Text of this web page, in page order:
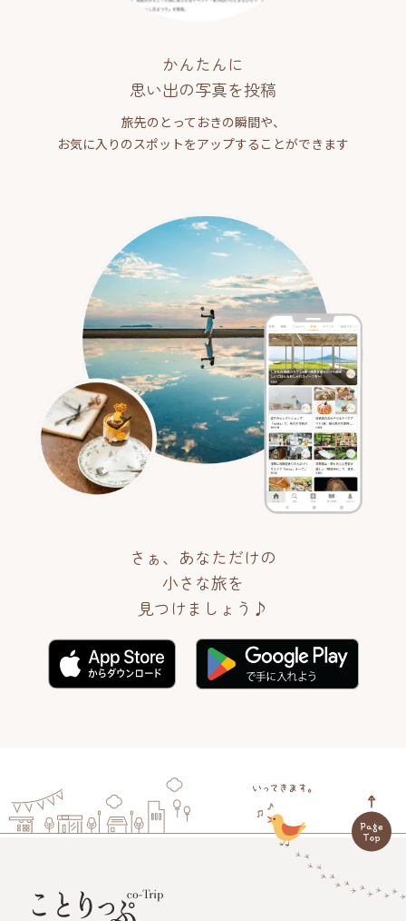
かんたんに
思い出の写真を投稿
旅先のとっておきの瞬間や、
お気に入りのスポットをアップすることができます
さぁ、あなただけの
小さな旅を
見つけましょう♪